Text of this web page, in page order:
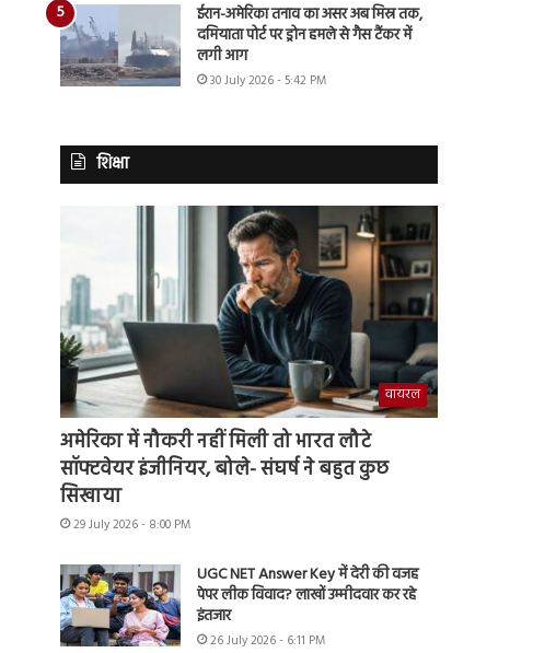
ईरान-अमेरिका तनाव का असर अब मिस्र तक,
दमियाता पोर्ट पर ड्रोन हमले से गैस टैंकर में
लगी आग
30 July 2026 - 5:42 PM
शिक्षा
वायरल
अमेरिका में नौकरी नहीं मिली तो भारत लौटे
सॉफ्टवेयर इंजीनियर, बोले- संघर्ष ने बहुत कुछ
सिखाया
29 July 2026 - 8:00 PM
UGC NET Answer Key में देरी की वजह
पेपर लीक विवाद? लाखों उम्मीदवार कर रहे
इंतजार
26 July 2026 - 6:11 PM